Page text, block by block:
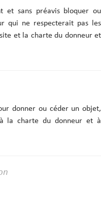
et sans préavis bloquer ou
qui ne respecterait pas les
et la charte du donneur et
donner ou céder un objet,
la charte du donneur et à